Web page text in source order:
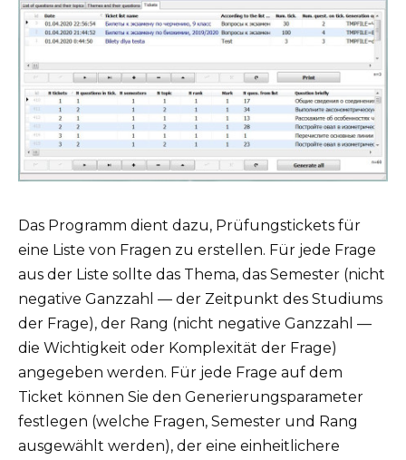
Das Programm dient dazu, Prüfungstickets für
eine Liste von Fragen zu erstellen. Für jede Frage
aus der Liste sollte das Thema, das Semester (nicht
negative Ganzzahl — der Zeitpunkt des Studiums
der Frage), der Rang (nicht negative Ganzzahl —
die Wichtigkeit oder Komplexität der Frage)
angegeben werden. Für jede Frage auf dem
Ticket können Sie den Generierungsparameter
festlegen (welche Fragen, Semester und Rang
ausgewählt werden), der eine einheitlichere